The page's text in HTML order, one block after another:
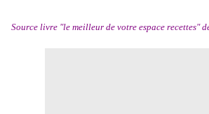
Source livre "le meilleur de votre espace recettes"